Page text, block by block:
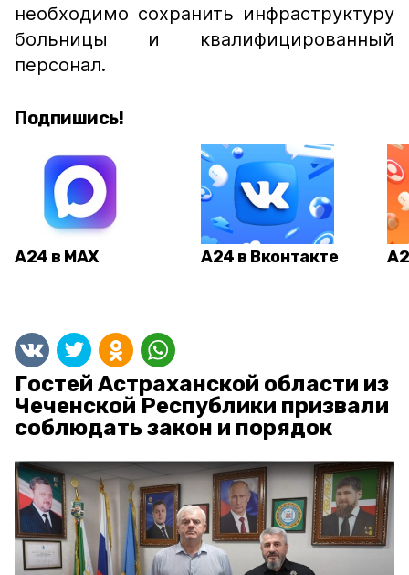
необходимо сохранить инфраструктуру
больницы и квалифицированный
персонал.
Подпишись!
А24 в MAX А24 в Вконтакте
Гостей Астраханской области из
Чеченской Республики призвали
соблюдать закон и порядок